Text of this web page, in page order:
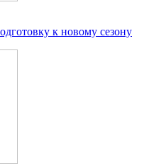
к новому сезону